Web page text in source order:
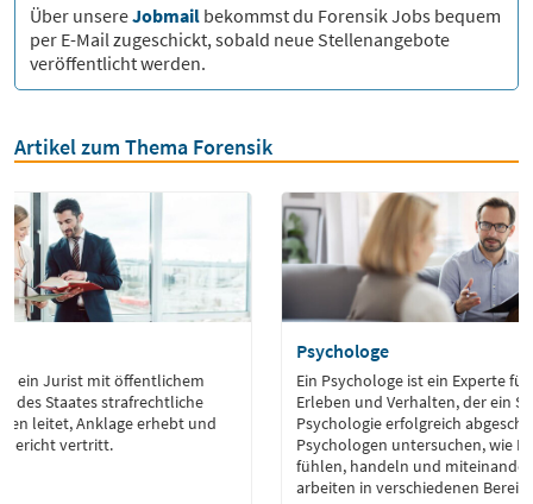
Über unsereJobmail bekommst du ForensikJobs bequem
per E-Mail zugeschickt, sobald neue Stellenangebote
veröffentlicht werden.
Artikel zum Thema Forensik
ein Jurist mit öffentlichem
des Staates strafrechtliche
leitet, Anklage erhebt und
Gericht vertritt.
Psychologe
Ein Psychologe ist ein Experte
Erleben und Verhalten, der ein
Psychologie erfolgreich
Psychologen untersuchen, wie
fühlen, handeln und miteinander
arbeiten in verschiedenen